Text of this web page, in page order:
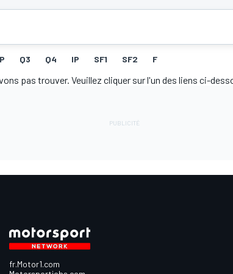
Q3 Q4 IP SF1 SF2 F
pas trouver. Veuillez cliquer sur l'un des liens ci-
fr.Motor1.com